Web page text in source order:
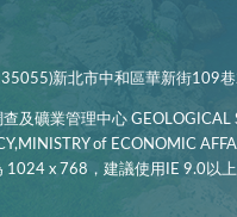
新北市中和區華新街109
及礦業管理中心 GEOLOGICAL
of ECONOMIC
1024 x 768，建議使用IE 9.0以